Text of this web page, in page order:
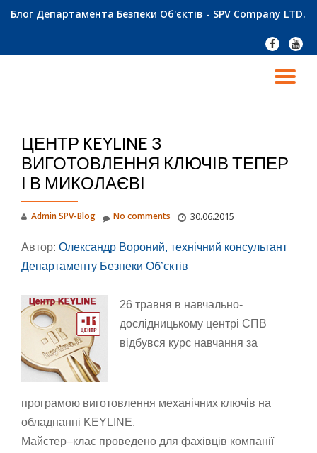
Блог Департамента Безпеки Об'єктів - SPV Company LTD.
fa-
facebook
fa-
ЦЕНТР KEYLINE З
ВИГОТОВЛЕННЯ КЛЮЧІВ ТЕПЕР
І В МИКОЛАЄВІ
Admin SPV-Blog 30.06.2015
No comments
Автор: Олександр Вороний, технічний консультант
Департаменту Безпеки Об’єктів
26 травня в навчально-
дослідницькому центрі СПВ
відбувся курс навчання за
програмою виготовлення механічних ключів на
обладнанні KEYLINE.
Майстер–клас проведено для фахівців компанії